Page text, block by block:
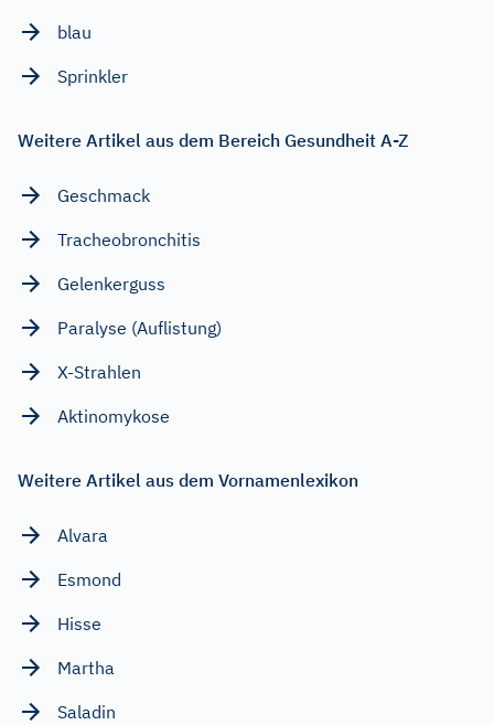
blau
Sprinkler
Weitere Artikel aus dem Bereich Gesundheit A-Z
Geschmack
Tracheobronchitis
Gelenkerguss
Paralyse (Auflistung)
X-Strahlen
Aktinomykose
Weitere Artikel aus dem Vornamenlexikon
Alvara
Esmond
Hisse
Martha
Saladin